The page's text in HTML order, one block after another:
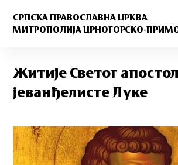
СРПСКА ПРАВОСЛАВНА ЦРКВА
МИТРОПОЛИЈА ЦРНОГОРСКО-
Житије Светог
јеванђелисте Луке